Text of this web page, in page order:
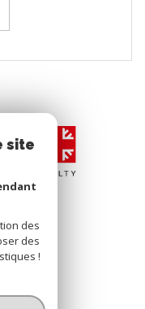
site
des
des
!